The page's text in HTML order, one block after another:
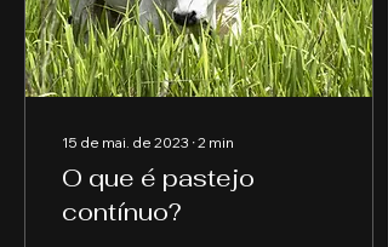
15 de mai. de 2023 ∙2 min
O que é pastejo
contínuo?